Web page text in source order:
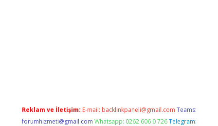
Reklam ve İletişim: E-mail: backlinkpaneli@gmail.com Teams:
forumhizmeti@gmail.com Whatsapp: 0262 606 0 726 Telegram: